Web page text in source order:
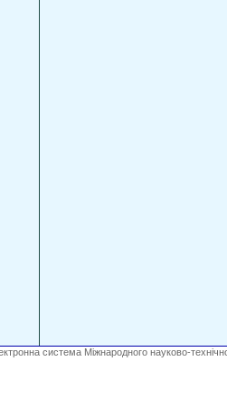
система Міжнародного науково-